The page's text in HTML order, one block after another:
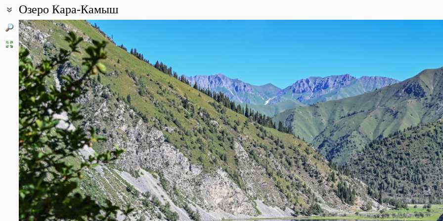
Озеро Кара-Камыш
Координаты:
41° 53′ 55.62″ с.ш., 72° 02′ 12.79″ в.д. (смотреть на картах
Описание точки:
Озеро Кара-Камыш, Аксыйский район
Все фотографии(8) Фото растений и лишайников(52)